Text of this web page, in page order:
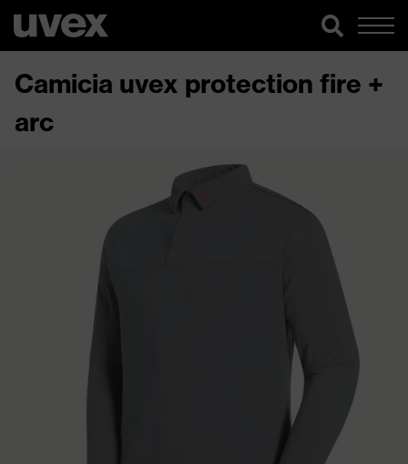
Camicia uvex protection fire +
arc